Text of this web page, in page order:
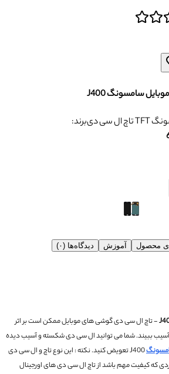
برند:
محصول آموزش
دیدگاه‌ها (۰)
- تاچ ال سی دی گوشی های موبایل ممکن است بر اثر
ببیند.شما می توانید ال سی دی شکسته و آسیب دیده
نکته : این نوع تاچ و ال سی دی
که کیفیت مهم باشد از تاچ ال سی دی های اورجینال